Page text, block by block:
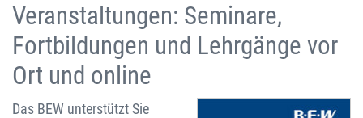
Veranstaltungen: Seminare,
Fortbildungen und Lehrgänge vor
Ort und online
Das BEW unterstützt Sie